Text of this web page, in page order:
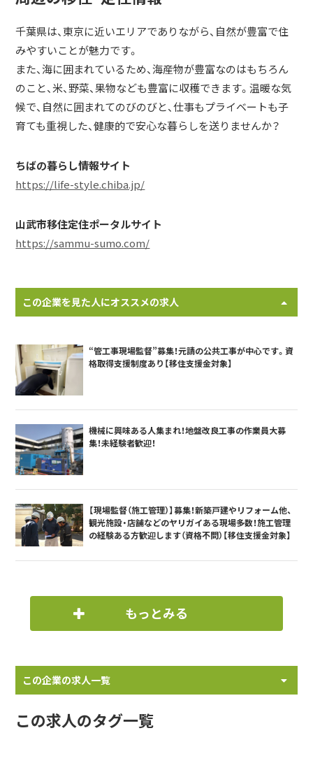
千葉県は、東京に近いエリアでありながら、自然が豊富で住
みやすいことが魅力です。
また、海に囲まれているため、海産物が豊富なのはもちろん
のこと、米、野菜、果物なども豊富に収穫できます。温暖な気
候で、自然に囲まれてのびのびと、仕事もプライベートも子
育ても重視した、健康的で安心な暮らしを送りませんか？
ちばの暮らし情報サイト
https://life-style.chiba.jp/
山武市移住定住ポータルサイト
https://sammu-sumo.com/
この企業を見た人にオススメの求人
“管工事現場監督”募集！元請の公共工事が中心です。資
格取得支援制度あり【移住支援金対象】
機械に興味ある人集まれ！地盤改良工事の作業員大募
集！未経験者歓迎！
【現場監督（施工管理）】募集！新築戸建やリフォーム他、
観光施設・店舗などのヤリガイある現場多数！施工管理
の経験ある方歓迎します（資格不問）【移住支援金対象】
もっとみる
この企業の求人一覧
この求人のタグ一覧